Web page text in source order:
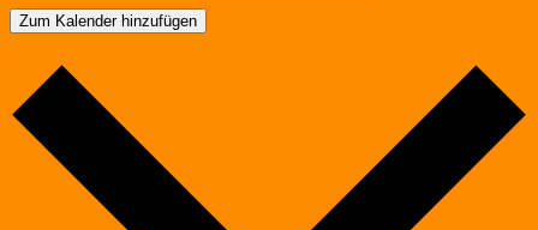
Zum Kalender hinzufügen